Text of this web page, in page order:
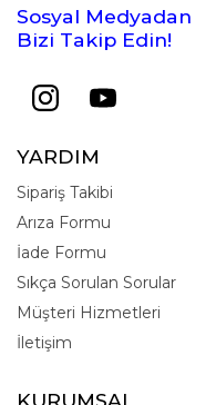
Sosyal Medyadan
Bizi Takip Edin!
YARDIM
Sipariş Takibi
Arıza Formu
İade Formu
Sıkça Sorulan Sorular
Müşteri Hizmetleri
İletişim
KURUMSAL